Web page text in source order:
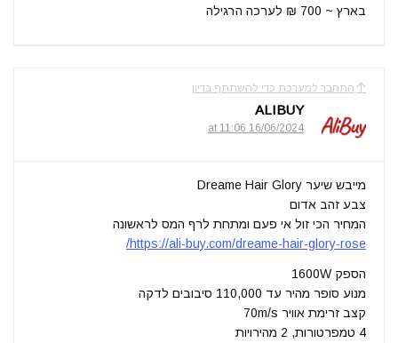
בארץ ~ 700 ₪ לערכה הרגילה
התחבר למערכת כדי להשתתף בדיון
ALIBUY
16/06/2024 at 11:06
מייבש שיער Dreame Hair Glory
צבע זהב אדום
המחיר הכי זול אי פעם ומתחת לרף המס לראשונה
https://ali-buy.com/dreame-hair-glory-rose/
הספק 1600W
מנוע סופר מהיר עד 110,000 סיבובים לדקה
קצב זרימת אוויר 70m/s
4 טמפרטורות, 2 מהירויות